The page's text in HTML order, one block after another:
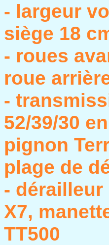
- largeur
siège 18
- roues
roue
-
52/39/30
pignon
plage de
-
X7,
TT500